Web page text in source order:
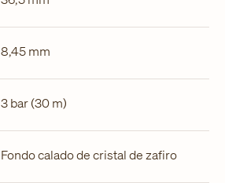
8,45 mm
3 bar (30 m)
Fondo calado de cristal de zafiro